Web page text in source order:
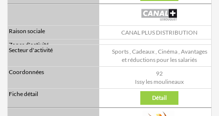
CANAL PLUS DISTRIBUTION
Sports, Cadeaux, Cinéma, Avantages
et réductions pour les salariés
92
Issy les moulineaux
Détail